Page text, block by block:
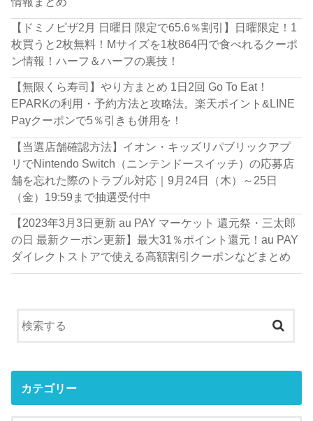
【ドミノピザ2月 日曜日 限定で65.6％割引】日曜限定！1
枚買うと2枚無料！Mサイズを1枚864円で食べれるクーポ
ン情報！ハーフ＆ハーフの裏技！
【無限くら寿司】やり方まとめ 1日2回 Go To Eat！
EPARKの利用・予約方法と攻略法。楽天ポイント&LINE
Payクーポンで5％引きも併用を！
【当選店舗確認方法】イオン・キッズリパブリックアプ
リでNintendo Switch（ニンテンドースイッチ）の応募店
舗を忘れた際のトラブル対応｜9月24日（木）～25日
（金）19:59まで抽選受付中
【2023年3月3日更新 au PAY マーケット 還元祭・三太郎
の日 最新クーポン更新】最大31％ポイント還元！au PAY
ダイレクトストアで使える高額割引クーポンなどまとめ
カテゴリー